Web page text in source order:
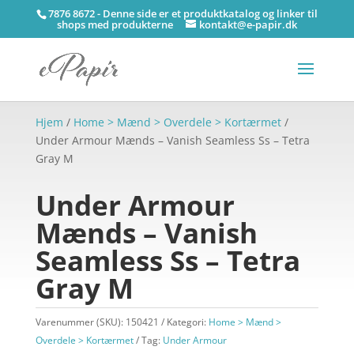
7876 8672 - Denne side er et produktkatalog og linker til
shops med produkterne kontakt@e-papir.dk
Hjem / Home > Mænd > Overdele > Kortærmet/
Under Armour Mænds – Vanish Seamless Ss – Tetra
Gray M
Under Armour
Mænds – Vanish
Seamless Ss – Tetra
Gray M
Varenummer (SKU): 150421 Kategori: Home > Mænd >
Overdele > Kortærmet
Tag: Under Armour